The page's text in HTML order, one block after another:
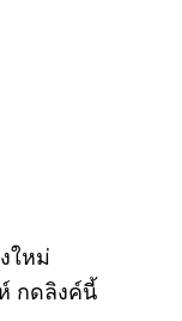
ใหม่
กดลิงค์นี้